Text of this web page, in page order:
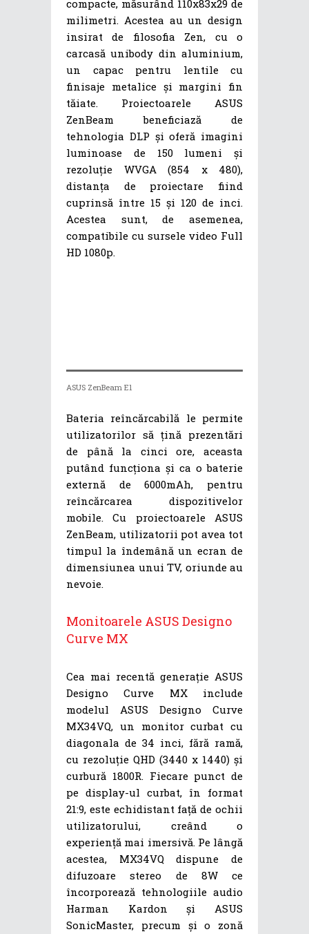
compacte, măsurând 110x83x29 de
milimetri. Acestea au un design
insirat de filosofia Zen, cu o
carcasă unibody din aluminium,
un capac pentru lentile cu
finisaje metalice și margini fin
tăiate. Proiectoarele ASUS
ZenBeam beneficiază de
tehnologia DLP și oferă imagini
luminoase de 150 lumeni și
rezoluție WVGA (854 x 480),
distanța de proiectare fiind
cuprinsă între 15 și 120 de inci.
Acestea sunt, de asemenea,
compatibile cu sursele video Full
HD 1080p.
ASUS ZenBeam E1
Bateria reîncărcabilă le permite
utilizatorilor să țină prezentări
de până la cinci ore, aceasta
putând funcționa și ca o baterie
externă de 6000mAh, pentru
reîncărcarea dispozitivelor
mobile. Cu proiectoarele ASUS
ZenBeam, utilizatorii pot avea tot
timpul la îndemână un ecran de
dimensiunea unui TV, oriunde au
nevoie.
Monitoarele ASUS Designo
Curve MX
Cea mai recentă generație ASUS
Designo Curve MX include
modelul ASUS Designo Curve
MX34VQ, un monitor curbat cu
diagonala de 34 inci, fără ramă,
cu rezoluție QHD (3440 x 1440) și
curbură 1800R. Fiecare punct de
pe display-ul curbat, în format
21:9, este echidistant față de ochii
utilizatorului, creând o
experiență mai imersivă. Pe lângă
acestea, MX34VQ dispune de
difuzoare stereo de 8W ce
încorporează tehnologiile audio
Harman Kardon și ASUS
SonicMaster, precum și o zonă